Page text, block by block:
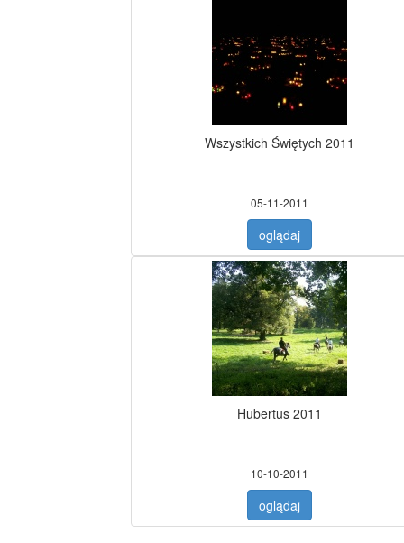
Wszystkich Świętych 2011
05-11-2011
oglądaj
Hubertus 2011
10-10-2011
oglądaj